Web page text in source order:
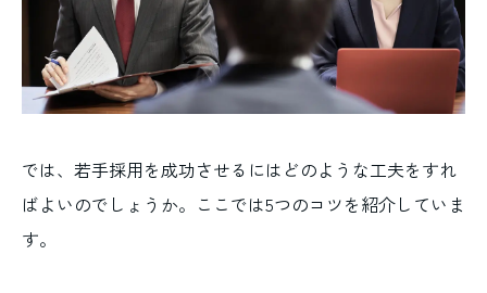
では、若手採用を成功させるにはどのような工夫をすれ
ばよいのでしょうか。ここでは5つのコツを紹介していま
す。